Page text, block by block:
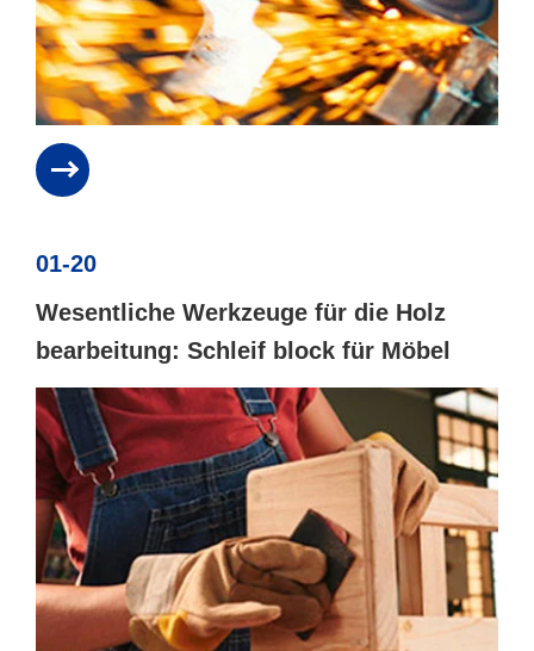
01-20
Wesentliche Werkzeuge für die Holz
bearbeitung: Schleif block für Möbel